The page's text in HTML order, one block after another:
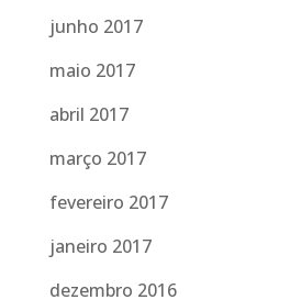
junho 2017
maio 2017
abril 2017
março 2017
fevereiro 2017
janeiro 2017
dezembro 2016